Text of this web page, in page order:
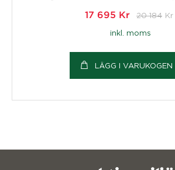
17 695 Kr 20 184 Kr
inkl. moms
LÄGG I VARUKOGEN